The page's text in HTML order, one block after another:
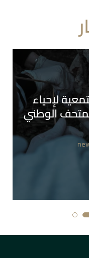
لإحياء
الوطني